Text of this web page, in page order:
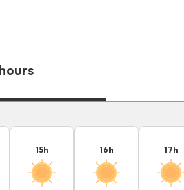
15h 16h 17h